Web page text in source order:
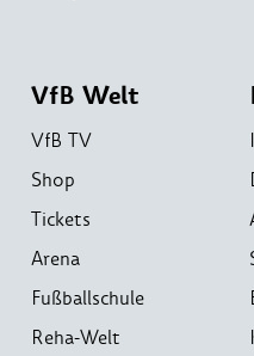
VfB Welt
VfB TV
Shop
Tickets
Arena
Fußballschule
Reha-Welt